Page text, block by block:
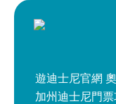
遊迪士尼官網
加州迪士尼門